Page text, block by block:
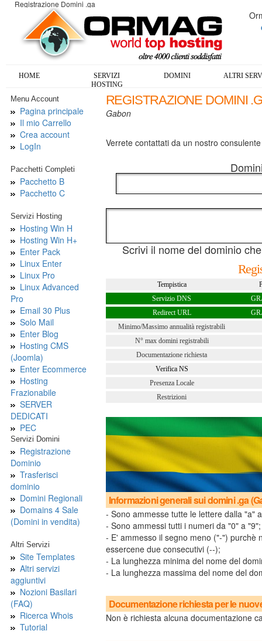
Registrazione Domini .ga
HOME
SERVIZI
HOSTING
DOMINI ALTRI
Menu Account
Pagina principale
Il mio Carrello
Crea account
LogIn
Pacchetti Completi
Pacchetto B
Pacchetto C
Servizi Hosting
Hosting Win H
Hosting Win H+
Enter Pack
Linux Enter
Linux Pro
Linux Advanced
Pro
Email 30 Plus
Solo Mail
Enter Blog
Hosting CMS
(Joomla)
Enter Ecommerce
Hosting
Frazionabile
SERVER
DEDICATI
PEC
Servizi Domini
Registrazione
Dominio
Trasferisci
dominio
Domini Regionali
Domains 4 Sale
(Domini in vendita)
Altri Servizi
Site Templates
Altri servizi
aggiuntivi
Nozioni Basilari
(FAQ)
Ricerca Whois
Tutorial
REGISTRAZIONE DOMINI
Gabon
Verrete contattati da un nostro
Scrivi il nome del dominio
Tempistica
Servizio DNS
Redirect URL
Minimo/Massimo annualità registrabili
N° max domini registrabili
Documentazione richiesta
Verifica NS
Presenza Locale
Restrizioni
Informazioni generali sui domini .ga
- Sono ammesse tutte le lettere dalla "a"
- Sono ammessi tutti i numeri da "0" a "9";
- E' ammesso il segno meno ("-") purchè
essercene due consecutivi (--);
- La lunghezza minima del nome del
- La lunghezza massima del nome del
Documentazione richiesta per le
Non è richiesta alcuna documentazione